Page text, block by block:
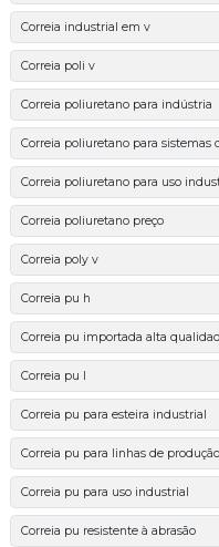
Correia industrial em v
Correia poli v
Correia poliuretano para indústria
Correia poliuretano para sistemas
Correia poliuretano para uso
Correia poliuretano preço
Correia poly v
Correia pu h
Correia pu importada alta
Correia pu l
Correia pu para esteira industrial
Correia pu para linhas de
Correia pu para uso industrial
Correia pu resistente à abrasão